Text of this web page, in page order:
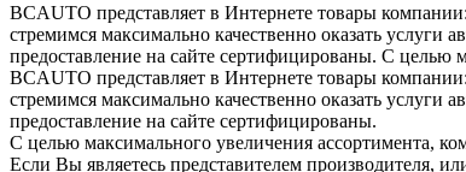
BCAUTO представляет в Интернете товары
стремимся максимально качественно оказать
предоставление на сайте сертифицированы. С целью
BCAUTO представляет в Интернете товары
стремимся максимально качественно оказать
предоставление на сайте сертифицированы.
С целью максимального увеличения ассортимента,
Если Вы являетесь представителем производителя,